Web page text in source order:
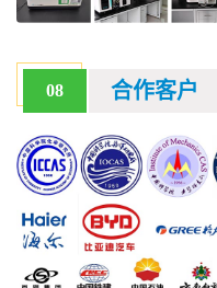
08 合作客户